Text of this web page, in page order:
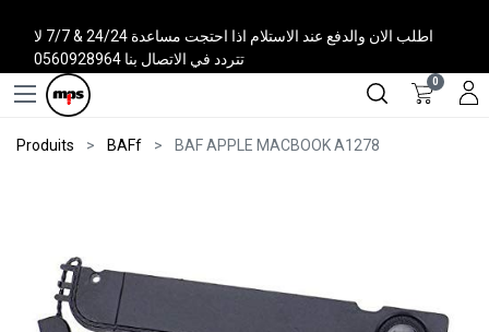
اطلب الان والدفع عند الاستلام اذا احتجت مساعدة 24/24 & 7/7 لا
تتردد في الاتصال بنا 0560928964
0
Produits BAFf BAF APPLE MACBOOK A1278